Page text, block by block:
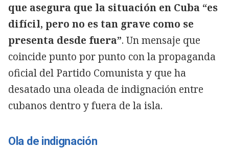
que asegura que la situación en Cuba “es
difícil, pero no es tan grave como se
presenta desde fuera”. Un mensaje que
coincide punto por punto con la propaganda
oficial del Partido Comunista y que ha
desatado una oleada de indignación entre
cubanos dentro y fuera de la isla.
Ola de indignación